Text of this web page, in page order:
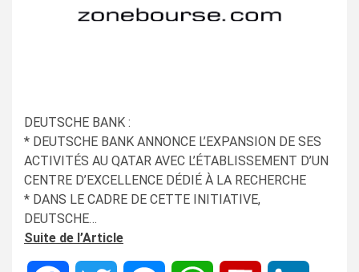
DEUTSCHE BANK :
* DEUTSCHE BANK ANNONCE L’EXPANSION DE SES
ACTIVITÉS AU QATAR AVEC L’ÉTABLISSEMENT D’UN
CENTRE D’EXCELLENCE DÉDIÉ À LA RECHERCHE
* DANS LE CADRE DE CETTE INITIATIVE,
DEUTSCHE…
Suite de l’Article